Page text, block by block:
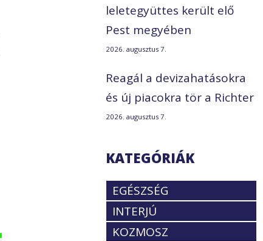
leletegyüttes került elő
Pest megyében
2026. augusztus 7.
Reagál a devizahatásokra
és új piacokra tör a Richter
2026. augusztus 7.
KATEGÓRIÁK
EGÉSZSÉG
INTERJÚ
KOZMOSZ